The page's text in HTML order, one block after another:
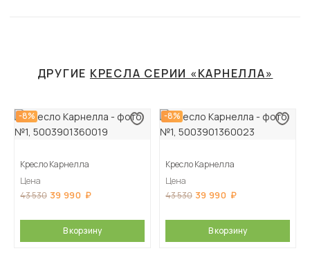
ДРУГИЕ КРЕСЛА СЕРИИ «КАРНЕЛЛА»
-8%
Кресло Карнелла
Цена
43 530 39 990
В корзину
-8%
Кресло Карнелла
Цена
43 530 39 990
В корзину